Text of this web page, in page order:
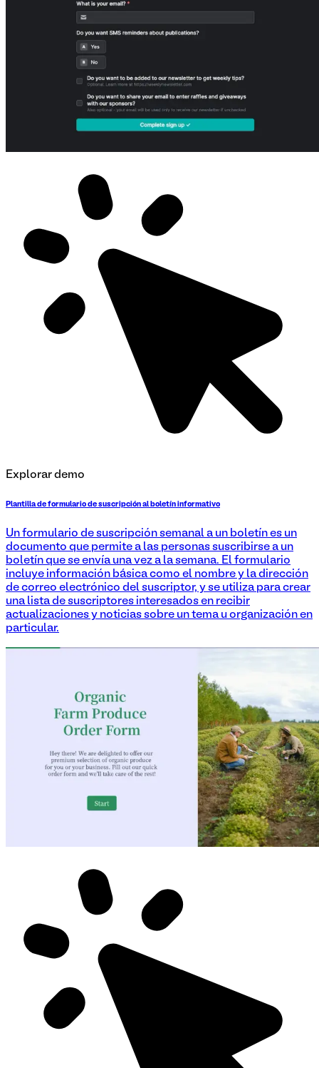
Explorar demo
Plantilla de formulario de suscripción al boletín informativo
Un formulario de suscripción semanal a un boletín es un
documento que permite a las personas suscribirse a un
boletín que se envía una vez a la semana. El formulario
incluye información básica como el nombre y la dirección
de correo electrónico del suscriptor, y se utiliza para crear
una lista de suscriptores interesados en recibir
actualizaciones y noticias sobre un tema u organización en
particular.